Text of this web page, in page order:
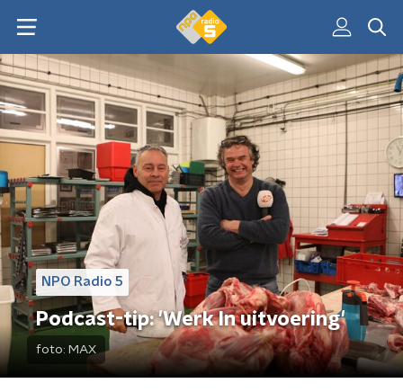
NPO Radio 5
Podcast-tip: 'Werk In uitvoering'
foto: MAX